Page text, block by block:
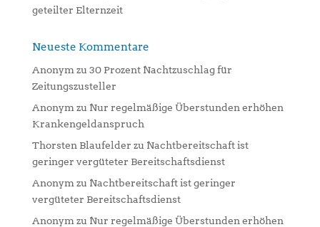
geteilter Elternzeit
Neueste Kommentare
Anonym zu 30 Prozent Nachtzuschlag für
Zeitungszusteller
Anonym zu Nur regelmäßige Überstunden erhöhen
Krankengeldanspruch
Thorsten Blaufelder zu Nachtbereitschaft ist
geringer vergüteter Bereitschaftsdienst
Anonym zu Nachtbereitschaft ist geringer
vergüteter Bereitschaftsdienst
Anonym zu Nur regelmäßige Überstunden erhöhen